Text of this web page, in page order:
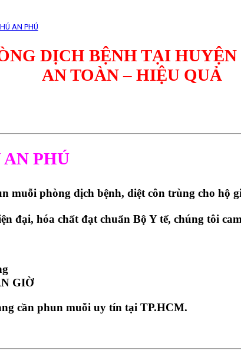
AN PHÚ
DỊCH BỆNH TẠI
AN TOÀN – HIỆU QUẢ
AN PHÚ
muỗi phòng dịch bệnh, diệt côn trùng cho hộ
đại, hóa chất đạt chuẩn Bộ Y tế, chúng tôi
GIỜ
cần phun muỗi uy tín tại TP.HCM.